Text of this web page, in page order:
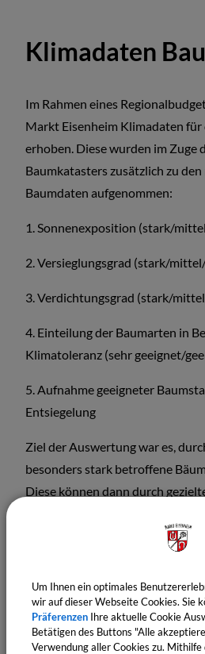
Klimadaten
Im Rahmen eines
Markt Eisenheim Klimadaten
erhoben. Diese wurden im Zuge
Baumkatasters zusätzlich zu
Baumdaten aufgenommen:
1. Sonnenexposition (stark/
2. Versieglungsgrad (stark/
3. Verdichtungsgrad (stark/
4. Einteilung der Baumarten in
Klimatoleranz (sehr geeignet/
5. Aufnahme geeigneter
Entsiegelung
Ziel der Auswertung war es,
besonders stark betroffene
Diese können dann durch
Hier der Bericht zum Download:
(479,83 KB)
Auswertung der
Baumkataster
Um Ihnen ein optimales
wir auf dieser Webseite Cookies. Sie
Präferenzen Ihre aktuelle Cookie
Betätigen des Buttons "Alle
Verwendung aller Cookies zu.